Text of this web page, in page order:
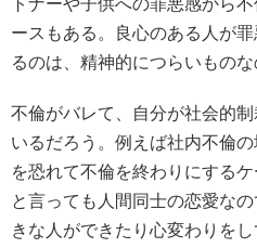
ースもある。良心のある人が
るのは、精神的につらいものな
不倫がバレて、自分が社会的
いるだろう。例えば社内不倫
を恐れて不倫を終わりにする
と言っても人間同士の恋愛な
きな人ができたり心変わりを